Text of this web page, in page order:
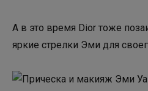
А в это время Dior тоже
яркие стрелки Эми для